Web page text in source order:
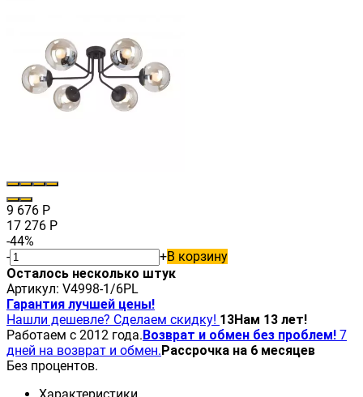
9 676 Р
17 276 Р
-44%
-
+В корзину
Осталось несколько штук
Артикул: V4998-1/6PL
Гарантия лучшей цены!
Нашли дешевле? Сделаем скидку! 13Нам 13 лет!
Работаем с 2012 года.Возврат и обмен без проблем! 7
дней на возврат и обмен.Рассрочка на 6 месяцев
Без процентов.